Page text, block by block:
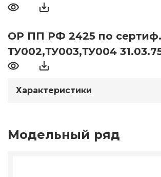
ОР ПП РФ 2425 по сертиф.
ТУ002,ТУ003,ТУ004
Характеристики
Модельный ряд